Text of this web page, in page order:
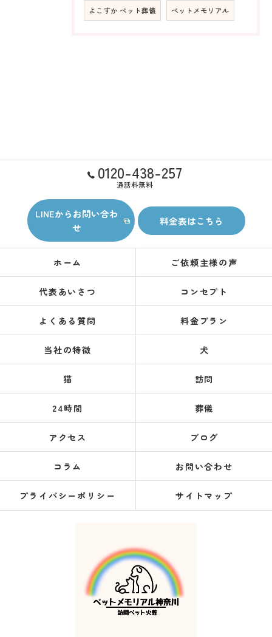
よこすか ペット葬儀 ペットメモリアル
0120-438-257
通話料無料
LINEからお問い合わ
せ
料金表はこちら
ホーム ご依頼主様の声
代表あいさつ コンセプト
よくある質問 料金プラン
当社の特徴 犬
猫 訪問
24時間 葬儀
アクセス ブログ
コラム お問い合わせ
プライバシーポリシー サイトマップ